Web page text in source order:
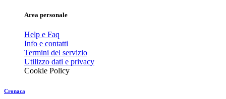
Area personale
Help e Faq
Info e contatti
Termini del servizio
Utilizzo dati e privacy
Cookie Policy
Cronaca